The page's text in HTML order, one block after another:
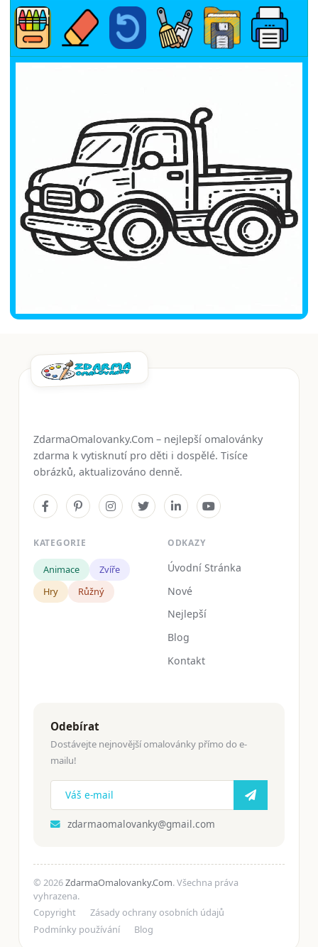
ZdarmaOmalovanky.Com – nejlepší omalovánky
zdarma k vytisknutí pro děti i dospělé. Tisíce
obrázků, aktualizováno denně.
KATEGORIE
Animace
Zvíře
Hry
Růžný
ODKAZY
Úvodní Stránka
Nové
Nejlepší
Blog
Kontakt
Odebírat
Dostávejte nejnovější omalovánky přímo do e-
mailu!
zdarmaomalovanky@gmail.com
© 2026ZdarmaOmalovanky.Com. Všechna práva
vyhrazena.
Copyright
Zásady ochrany osobních údajů
Podmínky používání
Blog